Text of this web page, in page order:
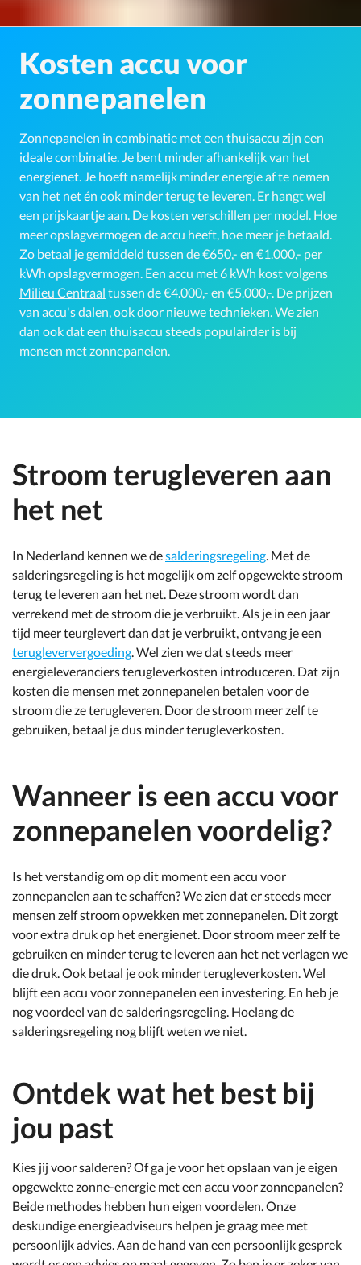
Kosten accu voor
zonnepanelen
Zonnepanelen in combinatie met een thuisaccu zijn een
ideale combinatie. Je bent minder afhankelijk van het
energienet. Je hoeft namelijk minder energie af te nemen
van het net én ook minder terug te leveren. Er hangt wel
een prijskaartje aan. De kosten verschillen per model. Hoe
meer opslagvermogen de accu heeft, hoe meer je betaald.
Zo betaal je gemiddeld tussen de €650,- en €1.000,- per
kWh opslagvermogen. Een accu met 6 kWh kost volgens
Milieu Centraal tussen de €4.000,- en €5.000,-. De prijzen
van accu's dalen, ook door nieuwe technieken. We zien
dan ook dat een thuisaccu steeds populairder is bij
mensen met zonnepanelen.
Stroom terugleveren aan
het net
In Nederland kennen we desalderingsregeling . Met de
salderingsregeling is het mogelijk om zelf opgewekte stroom
terug te leveren aan het net. Deze stroom wordt dan
verrekend met de stroom die je verbruikt. Als je in een jaar
tijd meer teurglevert dan dat je verbruikt, ontvang je een
terugleververgoeding . Wel zien we dat steeds meer
energieleveranciers terugleverkosten introduceren. Dat zijn
kosten die mensen met zonnepanelen betalen voor de
stroom die ze terugleveren. Door de stroom meer zelf te
gebruiken, betaal je dus minder terugleverkosten.
Wanneer is een accu voor
zonnepanelen voordelig?
Is het verstandig om op dit moment een accu voor
zonnepanelen aan te schaffen? We zien dat er steeds meer
mensen zelf stroom opwekken met zonnepanelen. Dit zorgt
voor extra druk op het energienet. Door stroom meer zelf te
gebruiken en minder terug te leveren aan het net verlagen we
die druk. Ook betaal je ook minder terugleverkosten. Wel
blijft een accu voor zonnepanelen een investering. En heb je
nog voordeel van de salderingsregeling. Hoelang de
salderingsregeling nog blijft weten we niet.
Ontdek wat het best bij
jou past
Kies jij voor salderen? Of ga je voor het opslaan van je eigen
opgewekte zonne-energie met een accu voor zonnepanelen?
Beide methodes hebben hun eigen voordelen. Onze
deskundige energieadviseurs helpen je graag mee met
persoonlijk advies. Aan de hand van een persoonlijk gesprek